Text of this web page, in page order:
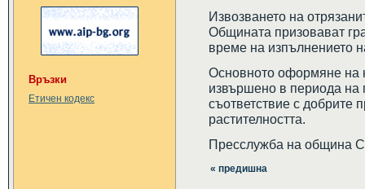
Връзки
Етичен кодекс
Извозването на
Общината призовават
време на изпълнението
Основното оформяне на
извършено в периода на
съответствие с добрите
растителността.
Пресслужба на община
« предишна